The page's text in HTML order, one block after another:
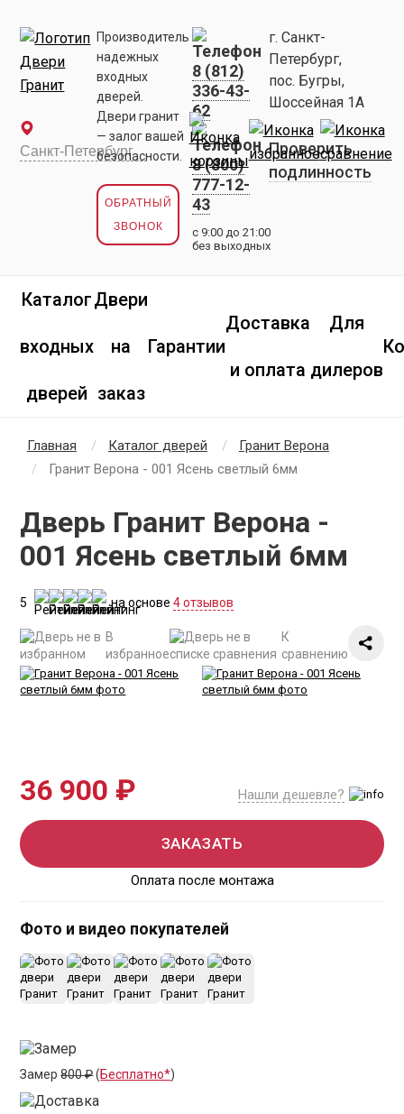
Производитель
надежных
входных
дверей.
Двери гранит
— залог вашей
безопасности.
ОБРАТНЫЙ
ЗВОНОК
8 (812)
336-43-
62
8 (800)
777-12-
43
с 9:00 до 21:00
без выходных
г. Санкт-
Петербург,
пос. Бугры,
Шоссейная 1А
Проверить
подлинность
Каталог
входных
дверей
Двери
на
заказ
Гарантии
Доставка
и оплата
Для
дилеров
Главная Каталог дверей
Гранит Верона
Гранит Верона - 001 Ясень светлый 6мм
Дверь Гранит Верона -
001 Ясень светлый 6мм
5 на основе4 отзывов
В
избранное
К
сравнению
36 900 ₽ Нашли дешевле?
ЗАКАЗАТЬ
Оплата после монтажа
Фото и видео покупателей
Замер800 ₽(Бесплатно*)